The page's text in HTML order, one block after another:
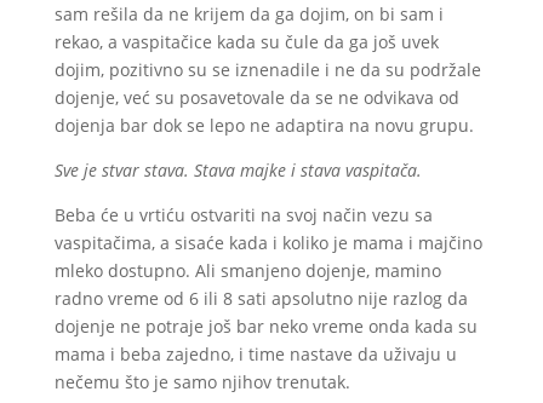
sam rešila da ne krijem da ga dojim, on bi sam i
rekao, a vaspitačice kada su čule da ga još uvek
dojim, pozitivno su se iznenadile i ne da su podržale
dojenje, već su posavetovale da se ne odvikava od
dojenja bar dok se lepo ne adaptira na novu grupu.
Sve je stvar stava. Stava majke i stava vaspitača.
Beba će u vrtiću ostvariti na svoj način vezu sa
vaspitačima, a sisaće kada i koliko je mama i majčino
mleko dostupno. Ali smanjeno dojenje, mamino
radno vreme od 6 ili 8 sati apsolutno nije razlog da
dojenje ne potraje još bar neko vreme onda kada su
mama i beba zajedno, i time nastave da uživaju u
nečemu što je samo njihov trenutak.